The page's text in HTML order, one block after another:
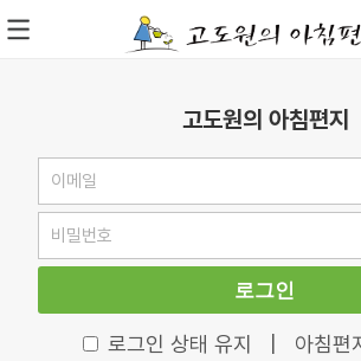
고도원의 아침편지
로그인
로그인 상태 유지 아침편